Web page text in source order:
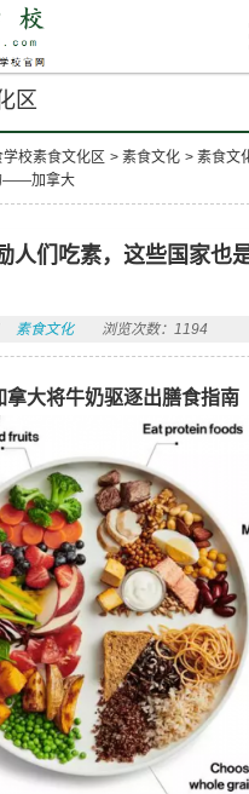
区
学校素食文化区 >素食文化 >素食文
——加拿大
人们吃素，这些国家也
素食文化 浏览次数：1194
拿大将牛奶驱逐出膳食指南